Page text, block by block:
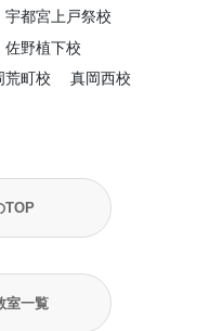
宇都宮上戸祭校
佐野植下校
荒町校
真岡西校
TOP
室一覧